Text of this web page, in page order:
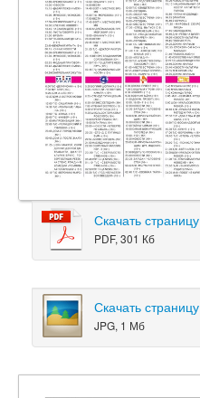
Скачать страницу
PDF, 301 Кб
Скачать страницу
JPG, 1 Мб